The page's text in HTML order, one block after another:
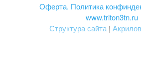
Оферта. Политика
www.triton3tn.ru
Структура сайта|
«ТРИТОН»,